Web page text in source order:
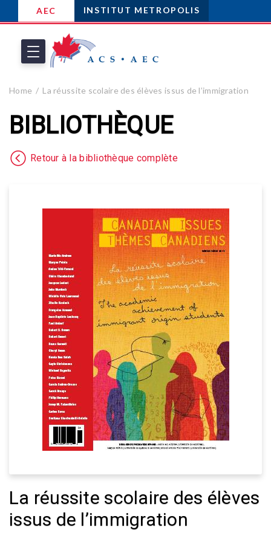
AEC INSTITUT METROPOLIS
Home La réussite scolaire des élèves issus de l’immigration
BIBLIOTHÈQUE
Retour à la bibliothèque complète
La réussite scolaire des élèves
issus de l’immigration